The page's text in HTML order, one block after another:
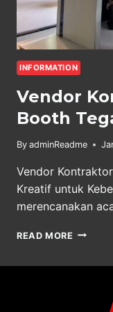
INFORMATION
Vendor
Booth
By adminReadme
Vendor
Kreatif untuk
merencanakan
READ MORE VENDOR